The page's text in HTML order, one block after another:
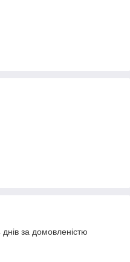
за домовленістю